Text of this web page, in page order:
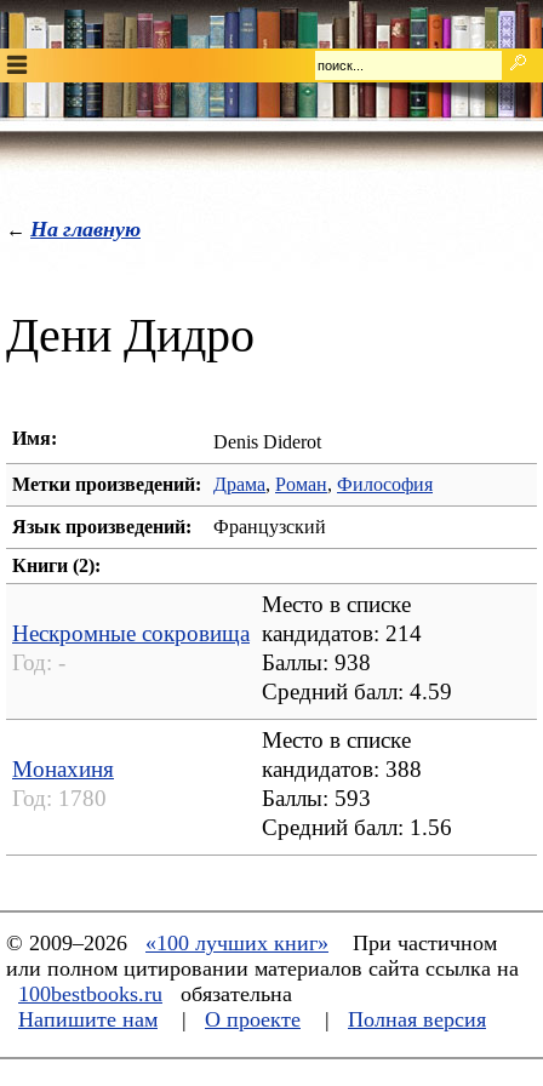
← На главную
Дени Дидро
Имя: Denis Diderot
Метки произведений: Драма, Роман, Философия
Язык произведений:
Французский
Книги (2):
Нескромные сокровища
Год: -
Место в списке
кандидатов: 214
Баллы: 938
Средний балл: 4.59
Монахиня
Год: 1780
Место в списке
кандидатов: 388
Баллы: 593
Средний балл: 1.56
© 2009–2026 «100 лучших книг»
При частичном
или полном цитировании материалов сайта ссылка на
100bestbooks.ru
обязательна
Напишите нам
| О проекте | Полная версия